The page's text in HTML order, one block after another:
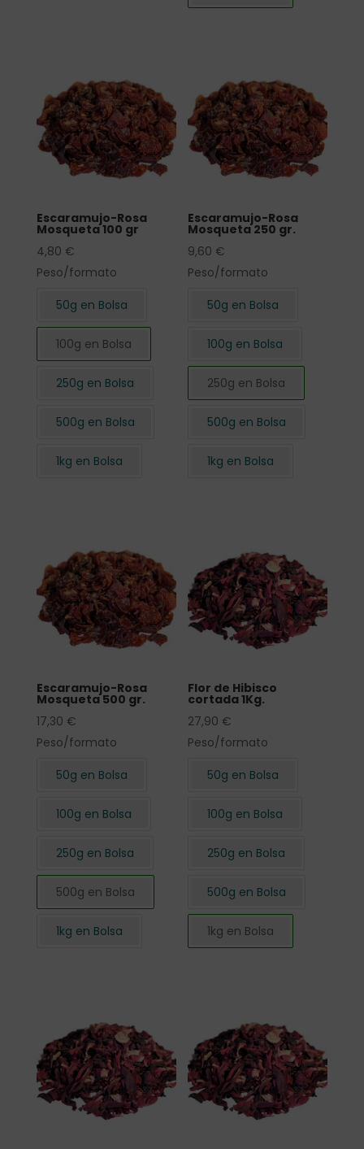
Escaramujo-Rosa
Mosqueta 100 gr
4,80 €
Peso/formato
50g en Bolsa
100g en Bolsa
250g en Bolsa
500g en Bolsa
1kg en Bolsa
Escaramujo-Rosa
Mosqueta 250 gr.
9,60 €
Peso/formato
50g en Bolsa
100g en Bolsa
250g en Bolsa
500g en Bolsa
1kg en Bolsa
Escaramujo-Rosa
Mosqueta 500 gr.
17,30 €
Peso/formato
50g en Bolsa
100g en Bolsa
250g en Bolsa
500g en Bolsa
1kg en Bolsa
Flor de Hibisco
cortada 1Kg.
27,90 €
Peso/formato
50g en Bolsa
100g en Bolsa
250g en Bolsa
500g en Bolsa
1kg en Bolsa